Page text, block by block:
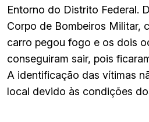
Entorno do Distrito Federal.
Corpo de Bombeiros Militar,
carro pegou fogo e os dois
conseguiram sair, pois
A identificação das vítimas
local devido às condições